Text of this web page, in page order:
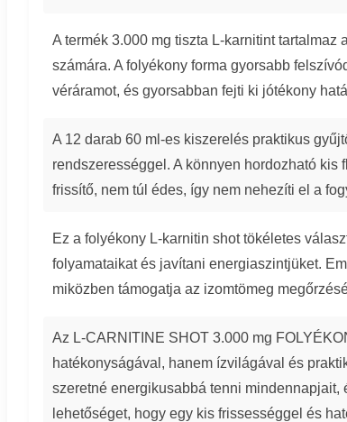
A termék 3.000 mg tiszta L-karnitint
számára. A folyékony forma gyorsabb
véráramot, és gyorsabban fejti ki jótékony
A 12 darab 60 ml-es kiszerelés praktikus
rendszerességgel. A könnyen hordozható
frissítő, nem túl édes, így nem nehezíti el a
Ez a folyékony L-karnitin shot tökéletes
folyamataikat és javítani energiaszintjüket.
miközben támogatja az izomtömeg
Az L-CARNITINE SHOT 3.000 mg
hatékonyságával, hanem ízvilágával és
szeretné energikusabbá tenni
lehetőséget, hogy egy kis frissességgel és